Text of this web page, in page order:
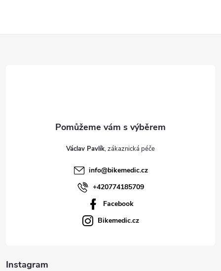
Václav Pavlík
info@bikemedic.cz
+420774185709
Facebook
Bikemedic.cz
Instagram